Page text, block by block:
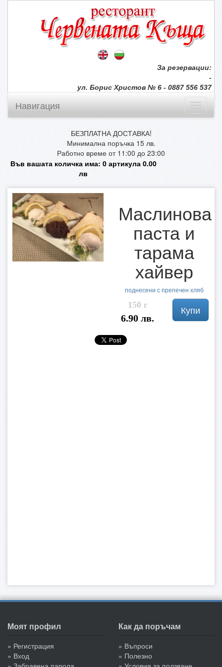
За резервации:
-
ул. Борис Христов № 6 - 0887 556 537
Навигация
БЕЗПЛАТНА ДОСТАВКА!
Минимална поръчка 15 лв.
Работно време от 11:00 до 23:00
Във вашата количка има:0артикула0.00
лв
Маслинова
паста и
тарама
хайвер
поднесени с препечен хляб
150 г
6.90 лв.
Купи
Моят профил
» Регистрация
» Вход
Как да поръчам
» Въпроси
» Полезно